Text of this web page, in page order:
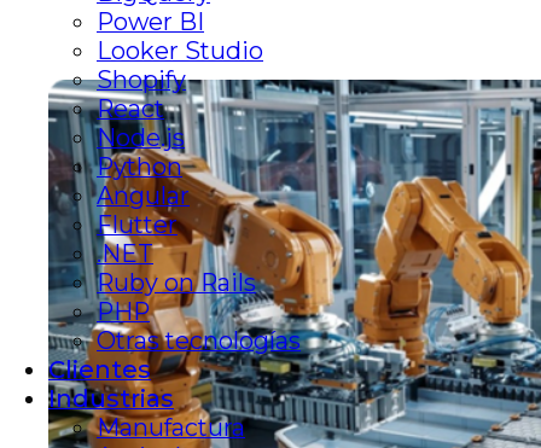
Power BI
Looker Studio
Shopify
React
Node.js
Python
Angular
Flutter
.NET
Ruby on Rails
PHP
Otras tecnologías
Clientes
Industrias
Manufactura